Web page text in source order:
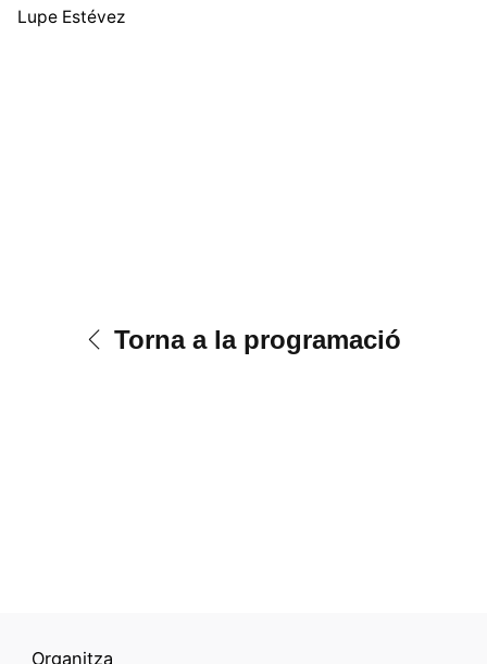
Lupe Estévez
Torna a la programació
Organitza